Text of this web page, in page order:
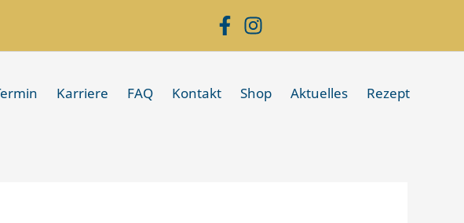
Karriere FAQ Kontakt Shop Aktuelles Rezept